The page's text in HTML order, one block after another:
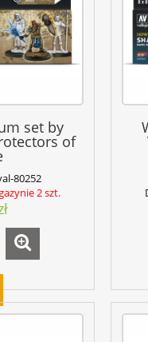
set by
of
80252
2 szt.